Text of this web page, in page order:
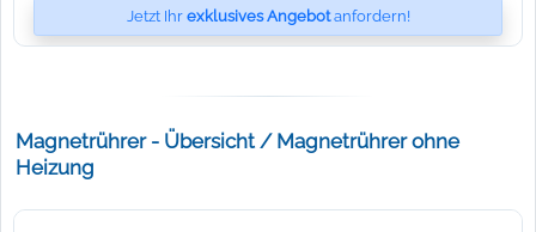
Jetzt Ihr exklusives Angebotanfordern!
Magnetrührer - Übersicht / Magnetrührer ohne
Heizung